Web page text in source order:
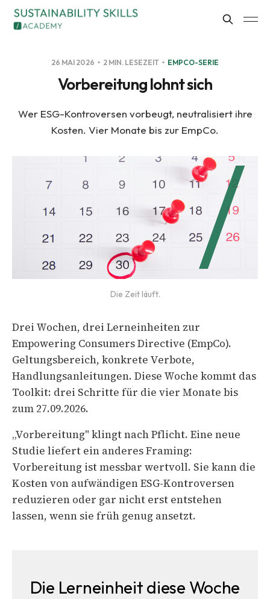
26 MAI 2026 2 MIN. LESEZEIT EMPCO-SERIE
Vorbereitung lohnt sich
Wer ESG-Kontroversen vorbeugt, neutralisiert ihre
Kosten. Vier Monate bis zur EmpCo.
Die Zeit läuft.
Drei Wochen, drei Lerneinheiten zur
Empowering Consumers Directive (EmpCo).
Geltungsbereich, konkrete Verbote,
Handlungsanleitungen. Diese Woche kommt das
Toolkit: drei Schritte für die vier Monate bis
zum 27.09.2026.
„Vorbereitung" klingt nach Pflicht. Eine neue
Studie liefert ein anderes Framing:
Vorbereitung ist messbar wertvoll. Sie kann die
Kosten von aufwändigen ESG-Kontroversen
reduzieren oder gar nicht erst entstehen
lassen, wenn sie früh genug ansetzt.
Die Lerneinheit diese Woche